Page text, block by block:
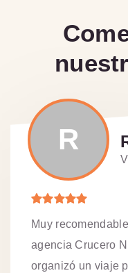
R
Muy
agencia Crucero
organizó un viaje